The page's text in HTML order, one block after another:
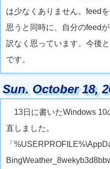
は少なくありません。feed
思うと同時に、自分のfeed
訳なく思っています。今後
です。
Sun. October 18,
13日に書いたWindows 10
直しました。
「